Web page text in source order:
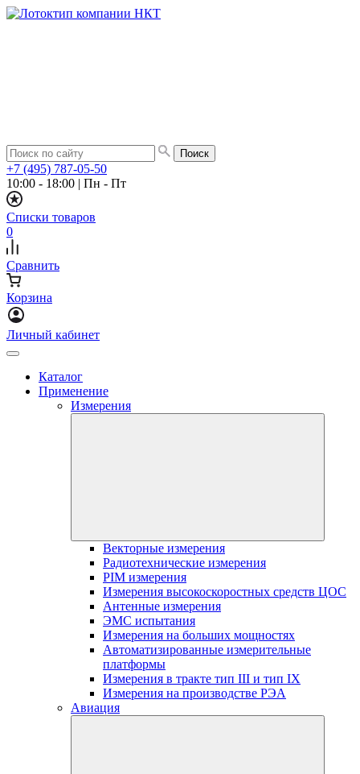
+7 (495) 787-05-50
10:00 - 18:00 | Пн - Пт
Списки товаров
0
Сравнить
Корзина
Личный кабинет
Каталог
Применение
Измерения
Векторные измерения
Радиотехнические измерения
PIM измерения
Измерения высокоскоростных средств ЦОС
Антенные измерения
ЭМС испытания
Измерения на больших мощностях
Автоматизированные измерительные
платформы
Измерения в тракте тип III и тип IX
Измерения на производстве РЭА
Авиация